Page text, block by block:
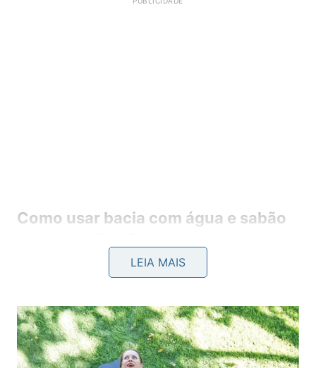
Como usar bacia com água e sabão
Antes de abrir a torneira, retire restos de comida
prepare uma bacia com água e detergente,
mergulhe ou molhe a esponja e ensaboe cada grupo
comcontroleemétodo.
LEIA MAIS